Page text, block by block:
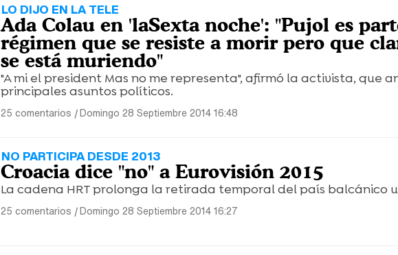
LO DIJO EN LA TELE
Ada Colau en 'laSexta noche': "Pujol es
régimen que se resiste a morir pero que
se está muriendo"
"A mi el president Mas no me representa", afirmó la activista, que
principales asuntos políticos.
25 comentarios |Domingo 28 Septiembre 2014 16:48
NO PARTICIPA DESDE 2013
Croacia dice "no" a Eurovisión 2015
La cadena HRT prolonga la retirada temporal del país balcánico
25 comentarios |Domingo 28 Septiembre 2014 16:27